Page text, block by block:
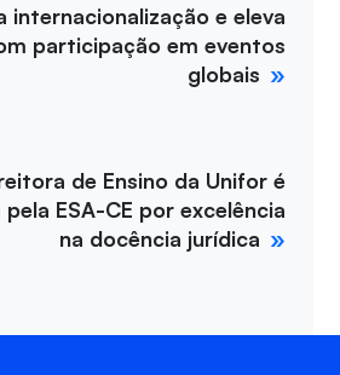
internacionalização e eleva
participação em eventos
globais
de Ensino da Unifor é
ESA-CE por excelência
na docência jurídica